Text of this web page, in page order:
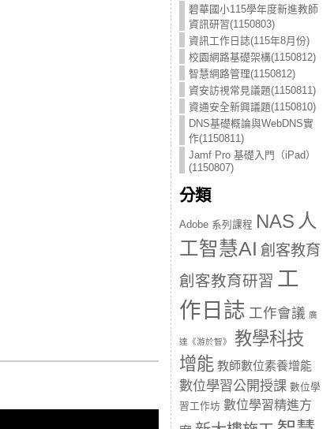
碧華國小115學年度新進教師
資訊研習(1150803)
資訊工作日誌(115年8月份)
校園網路基礎架構(1150812)
智慧網路管理(1150812)
資安訪視常見議題(1150811)
資通安全新興議題(1150810)
DNS基礎概論與WebDNS實
作(1150811)
Jamf Pro 基礎入門（iPad）
(1150807)
分類
Adobe 系列課程 NAS 人
工智慧AI 創客教育
創客教育研習 工
作日誌 工作會議 廣
達《游於智》
教學科技
增能 教師數位素養增能
數位學習公開授課 數位學
習工作坊 數位學習精進方